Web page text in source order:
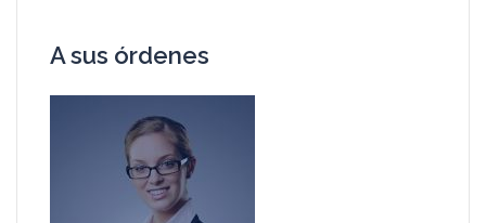
A sus órdenes